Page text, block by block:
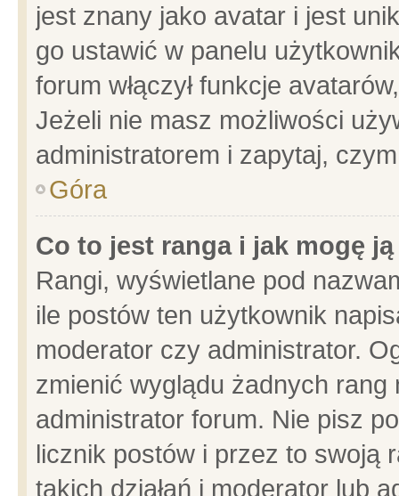
jest znany jako avatar i jest
go ustawić w panelu
forum włączył funkcje
Jeżeli nie masz możliwości
administratorem i zapytaj,
Góra
Co to jest ranga i jak mogę
Rangi, wyświetlane pod
ile postów ten użytkownik
moderator czy administrator.
zmienić wyglądu żadnych
administrator forum. Nie pisz
licznik postów i przez to swoją
takich działań i moderator lub